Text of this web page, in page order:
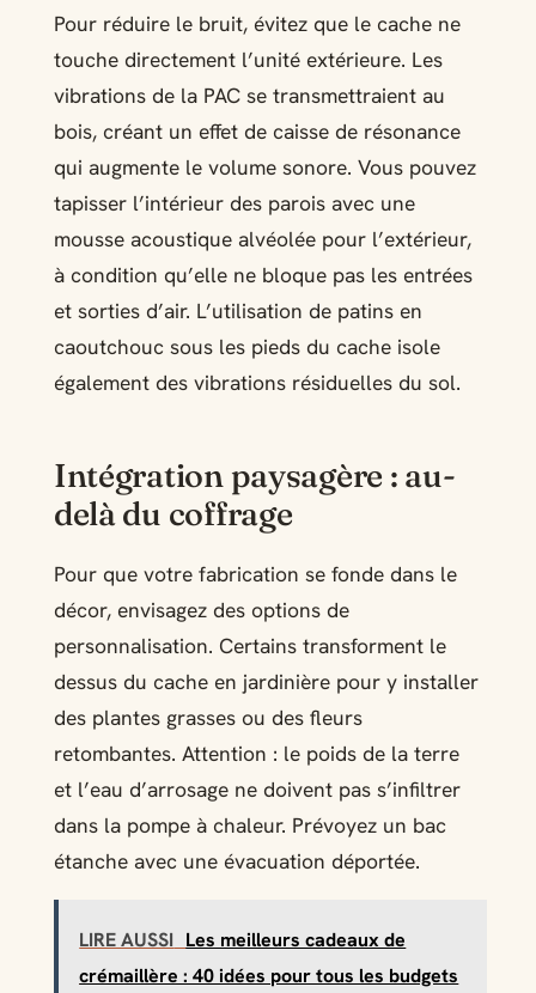
Pour réduire le bruit, évitez que le cache ne
touche directement l’unité extérieure. Les
vibrations de la PAC se transmettraient au
bois, créant un effet de caisse de résonance
qui augmente le volume sonore. Vous pouvez
tapisser l’intérieur des parois avec une
mousse acoustique alvéolée pour l’extérieur,
à condition qu’elle ne bloque pas les entrées
et sorties d’air. L’utilisation de patins en
caoutchouc sous les pieds du cache isole
également des vibrations résiduelles du sol.
Intégration paysagère : au-
delà du coffrage
Pour que votre fabrication se fonde dans le
décor, envisagez des options de
personnalisation. Certains transforment le
dessus du cache en jardinière pour y installer
des plantes grasses ou des fleurs
retombantes. Attention : le poids de la terre
et l’eau d’arrosage ne doivent pas s’infiltrer
dans la pompe à chaleur. Prévoyez un bac
étanche avec une évacuation déportée.
LIRE AUSSI Les meilleurs cadeaux de
crémaillère : 40 idées pour tous les budgets